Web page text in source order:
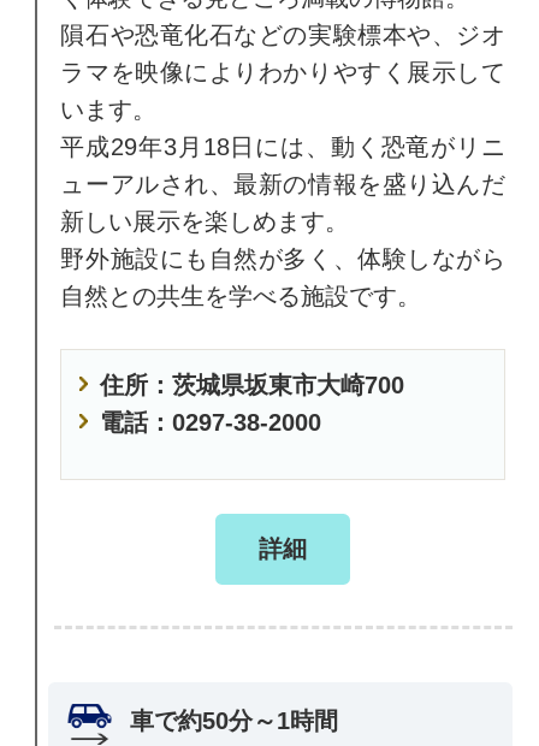
隕石や恐竜化石などの実験標本や、ジオ
ラマを映像によりわかりやすく展示して
います。
平成29年3月18日には、動く恐竜がリニ
ューアルされ、最新の情報を盛り込んだ
新しい展示を楽しめます。
野外施設にも自然が多く、体験しながら
自然との共生を学べる施設です。
住所：茨城県坂東市大崎700
電話：0297-38-2000
詳細
車で約50分～1時間